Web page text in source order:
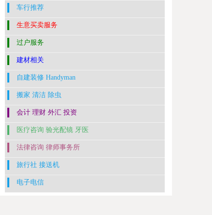
车行推荐
生意买卖服务
过户服务
建材相关
自建装修 Handyman
搬家 清洁 除虫
会计 理财 外汇 投资
医疗咨询 验光配镜 牙医
法律咨询 律师事务所
旅行社 接送机
电子电信